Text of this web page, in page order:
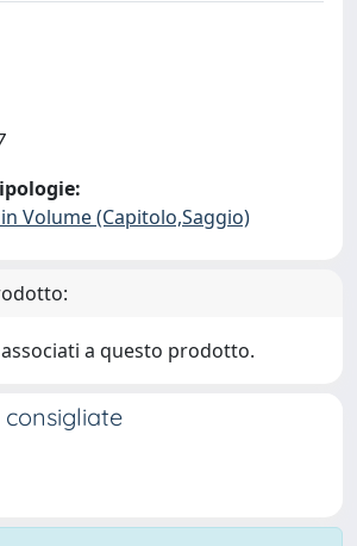
Volume (Capitolo,Saggio)
a questo prodotto.
consigliate